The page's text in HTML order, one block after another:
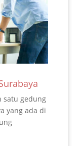
satu gedung
yang ada di